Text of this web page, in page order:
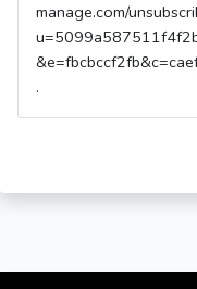
manage.com/
.